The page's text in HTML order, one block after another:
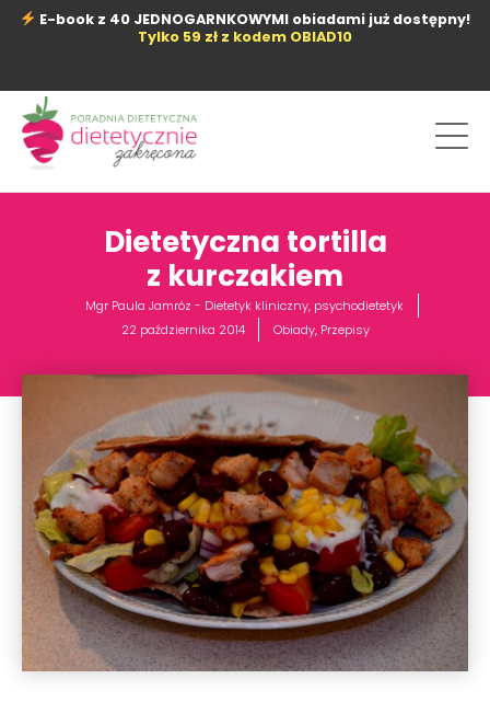
PrzejdźE-book z 40 JEDNOGARNKOWYMI obiadami już dostępny!
Tylko 59 zł z kodem OBIAD10
Dietetyczna tortilla
z kurczakiem
Mgr Paula Jamróz - Dietetyk kliniczny, psychodietetyk
22 października 2014
Obiady, Przepisy